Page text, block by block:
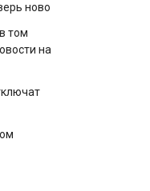
ново
том
на